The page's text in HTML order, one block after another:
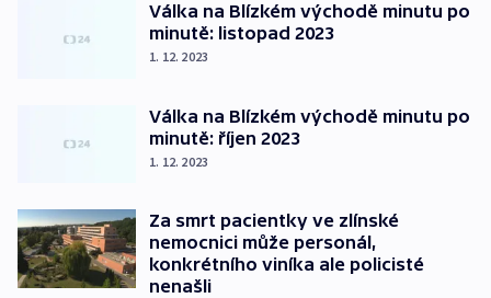
Válka na Blízkém východě minutu po
minutě: listopad 2023
1. 12. 2023
Válka na Blízkém východě minutu po
minutě: říjen 2023
1. 12. 2023
Za smrt pacientky ve zlínské
nemocnici může personál,
konkrétního viníka ale policisté
nenašli